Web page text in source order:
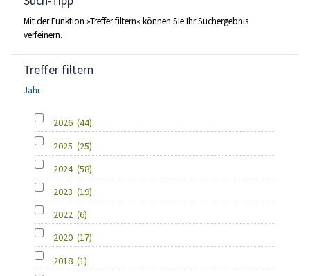
Mit der Funktion »Treffer filtern« können Sie Ihr Suchergebnis
verfeinern.
Treffer filtern
Jahr
2026 (44)
2025 (25)
2024 (58)
2023 (19)
2022 (6)
2020 (17)
2018 (1)